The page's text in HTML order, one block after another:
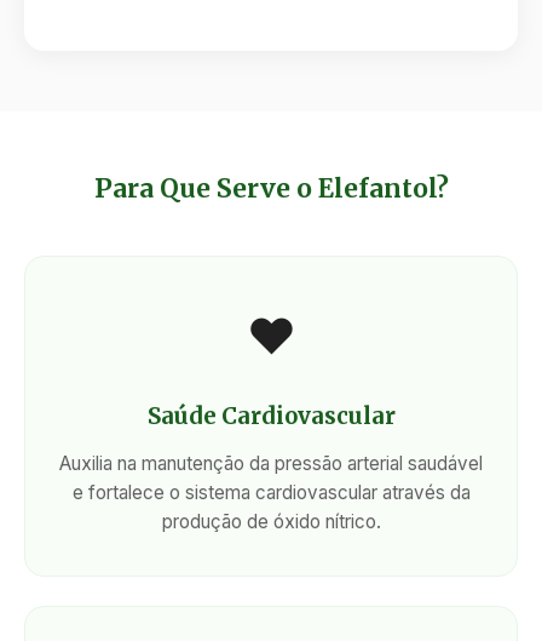
Para Que Serve o Elefantol?
❤️
Saúde Cardiovascular
Auxilia na manutenção da pressão arterial saudável
e fortalece o sistema cardiovascular através da
produção de óxido nítrico.